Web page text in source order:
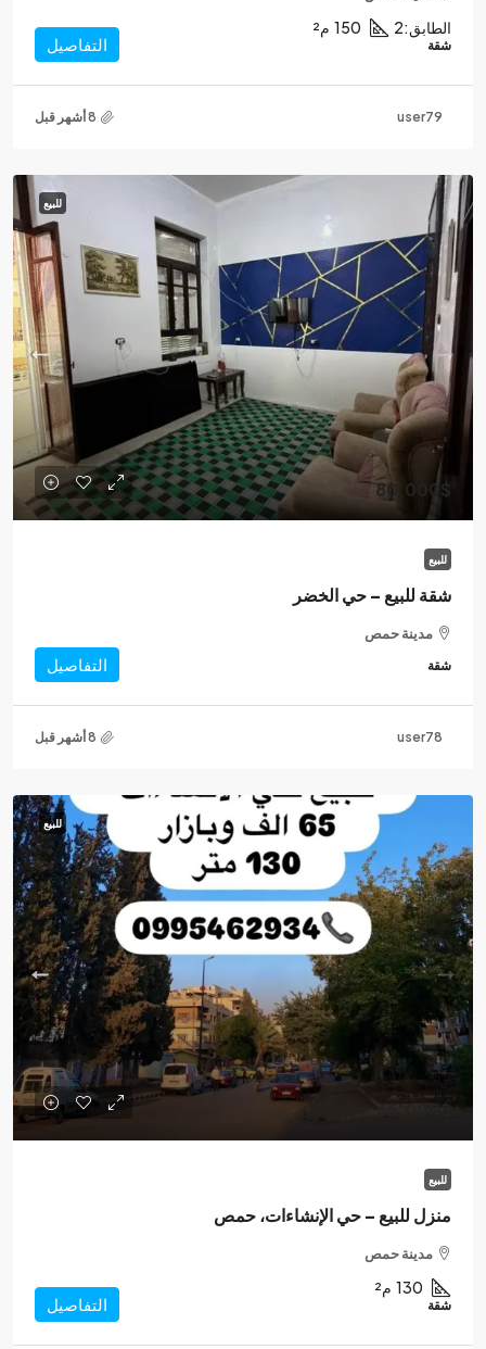
الطابق:2
150 م²
شقة التفاصيل
user79
للبيع
80,000$
للبيع
شقة للبيع – حي الخضر
مدينة حمص
شقة التفاصيل
user78
للبيع
65,000$
للبيع
منزل للبيع – حي الإنشاءات، حمص
مدينة حمص
130 م²
شقة التفاصيل